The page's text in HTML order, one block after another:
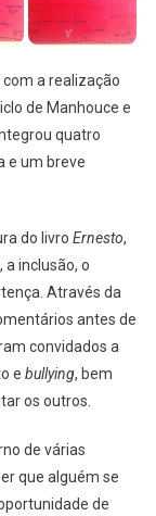
com a realização
de Manhouce e
quatro
e um breve
do livro Ernesto,
inclusão, o
Através da
antes de
convidados a
e bullying, bem
os outros.
de várias
que alguém se
de